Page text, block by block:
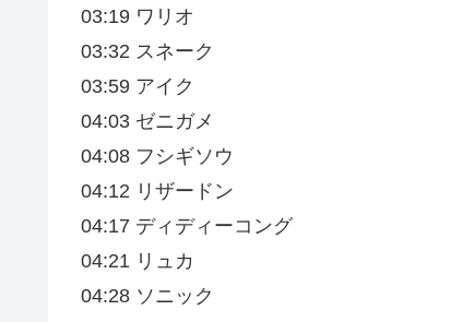
03:19 ワリオ
03:32 スネーク
03:59 アイク
04:03 ゼニガメ
04:08 フシギソウ
04:12 リザードン
04:17 ディディーコング
04:21 リュカ
04:28 ソニック